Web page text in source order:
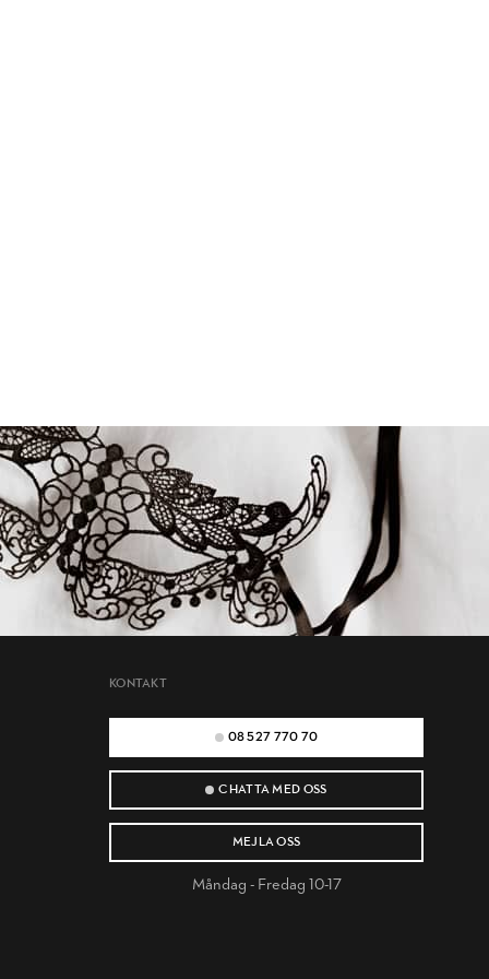
KONTAKT
08 527 770 70
CHATTA MED OSS
MEJLA OSS
Måndag - Fredag 10-17